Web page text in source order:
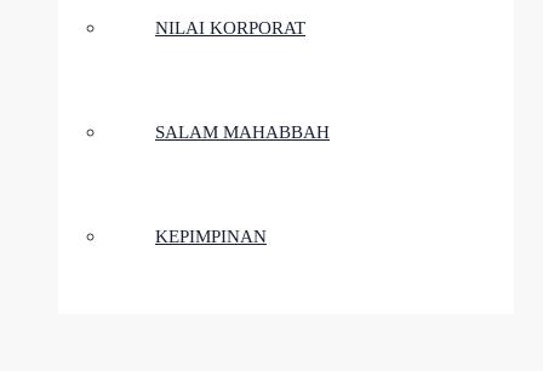
NILAI KORPORAT
SALAM MAHABBAH
KEPIMPINAN